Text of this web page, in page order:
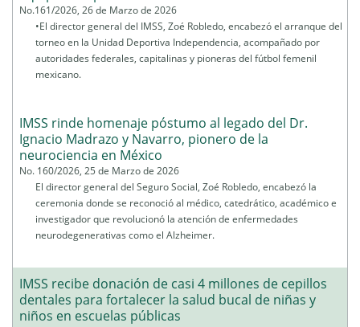
No.161/2026, 26 de Marzo de 2026
•El director general del IMSS, Zoé Robledo, encabezó el arranque del
torneo en la Unidad Deportiva Independencia, acompañado por
autoridades federales, capitalinas y pioneras del fútbol femenil
mexicano.
IMSS rinde homenaje póstumo al legado del Dr.
Ignacio Madrazo y Navarro, pionero de la
neurociencia en México
No. 160/2026, 25 de Marzo de 2026
El director general del Seguro Social, Zoé Robledo, encabezó la
ceremonia donde se reconoció al médico, catedrático, académico e
investigador que revolucionó la atención de enfermedades
neurodegenerativas como el Alzheimer.
IMSS recibe donación de casi 4 millones de cepillos
dentales para fortalecer la salud bucal de niñas y
niños en escuelas públicas